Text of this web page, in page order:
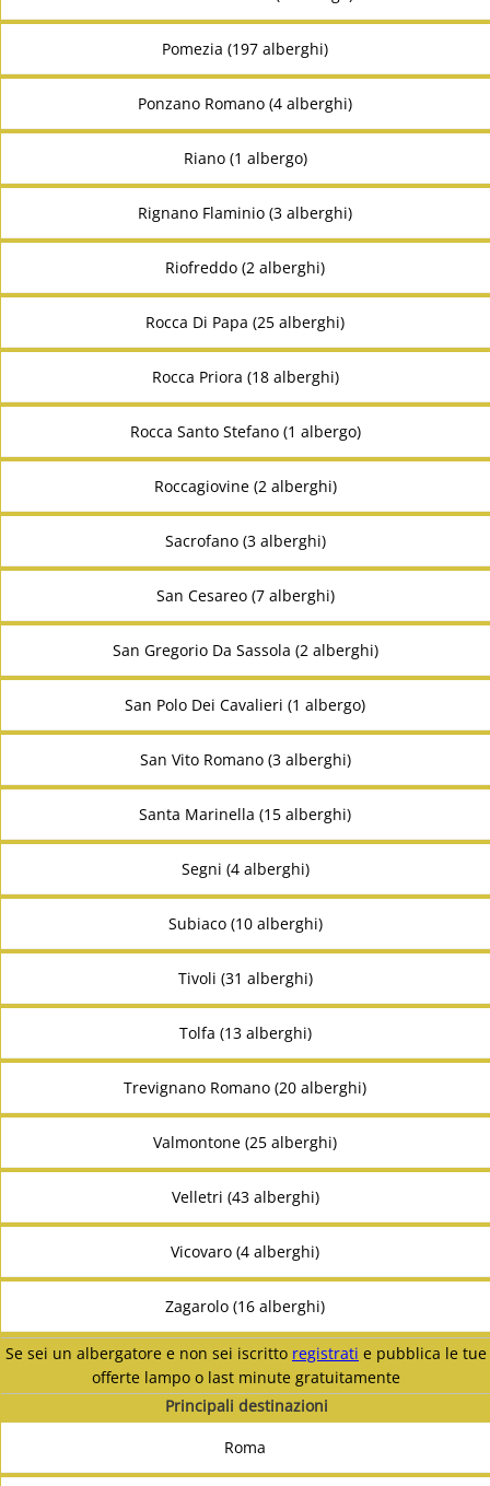
Pomezia (197 alberghi)
Ponzano Romano (4 alberghi)
Riano (1 albergo)
Rignano Flaminio (3 alberghi)
Riofreddo (2 alberghi)
Rocca Di Papa (25 alberghi)
Rocca Priora (18 alberghi)
Rocca Santo Stefano (1 albergo)
Roccagiovine (2 alberghi)
Sacrofano (3 alberghi)
San Cesareo (7 alberghi)
San Gregorio Da Sassola (2 alberghi)
San Polo Dei Cavalieri (1 albergo)
San Vito Romano (3 alberghi)
Santa Marinella (15 alberghi)
Segni (4 alberghi)
Subiaco (10 alberghi)
Tivoli (31 alberghi)
Tolfa (13 alberghi)
Trevignano Romano (20 alberghi)
Valmontone (25 alberghi)
Velletri (43 alberghi)
Vicovaro (4 alberghi)
Zagarolo (16 alberghi)
Se sei un albergatore e non sei iscritto registrati e pubblica le tue
offerte lampo o last minute gratuitamente
Principali destinazioni
Roma